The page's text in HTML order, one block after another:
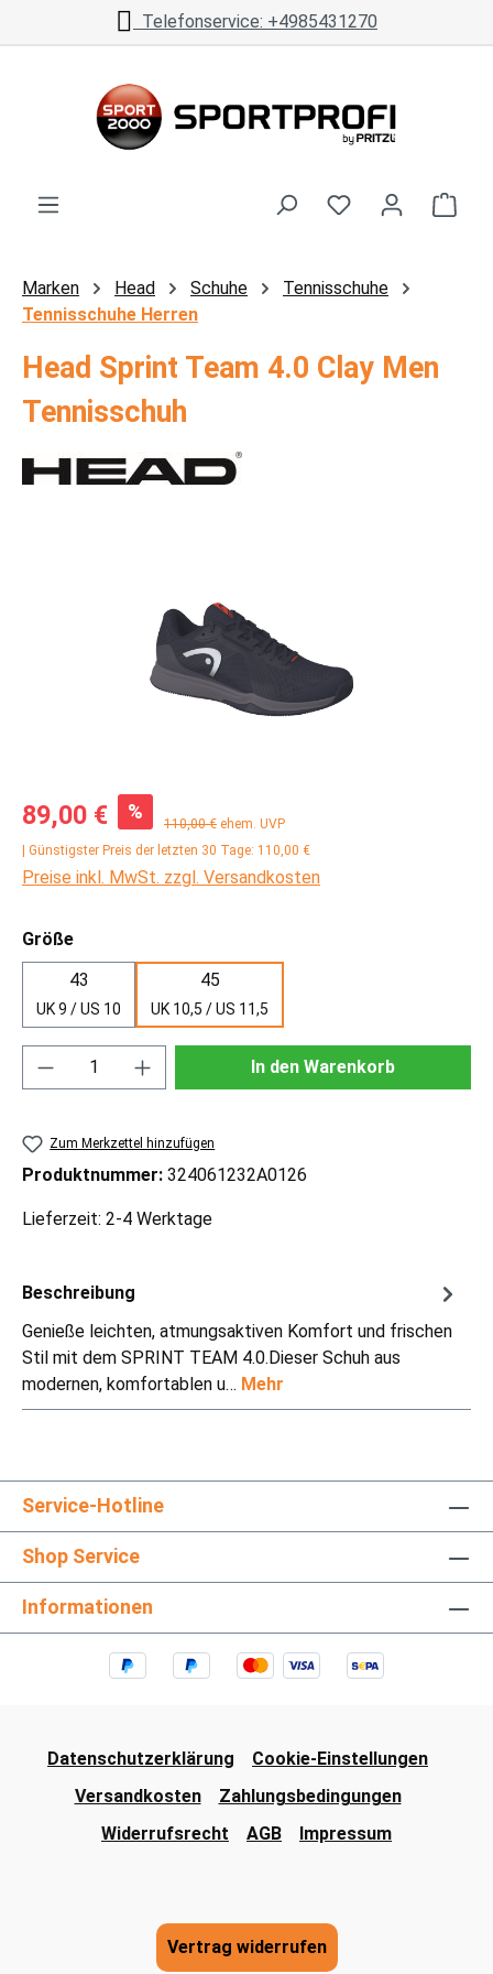
Zum Hauptinhalt springenTelefonservice: +4985431270
Marken Head Schuhe
Tennisschuhe
Tennisschuhe Herren
Head Sprint Team 4.0 Clay Men
Tennisschuh
Verkaufspreis:
89,00 € % Regulärer Preis:
110,00 € ehem. UVP
| Günstigster Preis der letzten 30 Tage: 110,00 €
Preise inkl. MwSt. zzgl. Versandkosten
Größeauswählen
43
UK 9 / US 10
45
UK 10,5 / US 11,5
Produkt Anzahl: Gib den gewünschten
In den Warenkorb
Zum Merkzettel hinzufügen
Produktnummer: 324061232A0126
Lieferzeit: 2-4 Werktage
Beschreibung
Genieße leichten, atmungsaktiven Komfort und frischen
Stil mit dem SPRINT TEAM 4.0.Dieser Schuh aus
modernen, komfortablen u… Mehr
Service-Hotline
Shop Service
Informationen
Datenschutzerklärung
Cookie-Einstellungen
Versandkosten
Zahlungsbedingungen
Widerrufsrecht
AGB Impressum
Vertrag widerrufen